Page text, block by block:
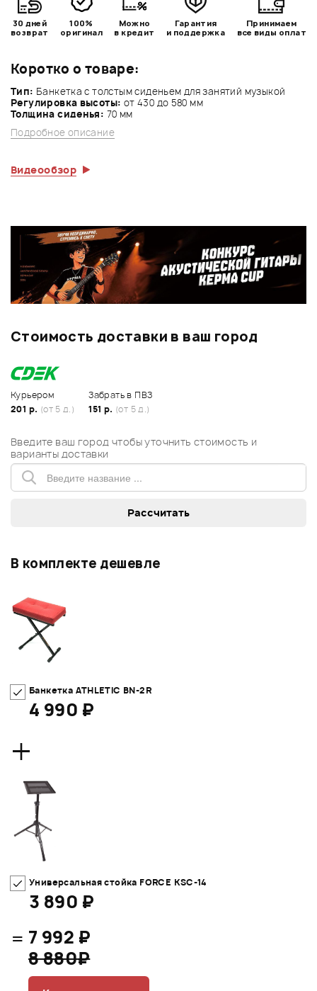
Коротко о товаре:
Тип: Банкетка с толстым сиденьем для занятий музыкой
Регулировка высоты: от 430 до 580 мм
Толщина сиденья: 70 мм
Подробное описание
Видеообзор
30 дней
возврат
100%
оригинал
Можно
в кредит
Гарантия
и поддержка
Принимаем
все виды оплат
Стоимость доставки в ваш город
Курьером
201 р. (от 5 д.)
Забрать в ПВЗ
151 р. (от 5 д.)
Введите ваш город чтобы уточнить стоимость и
варианты доставки
В комплекте дешевле
Банкетка ATHLETIC BN-2R
4 990 ₽
+
Универсальная стойка FORCE KSC-14
3 890 ₽
= 7 992 ₽
8 880₽